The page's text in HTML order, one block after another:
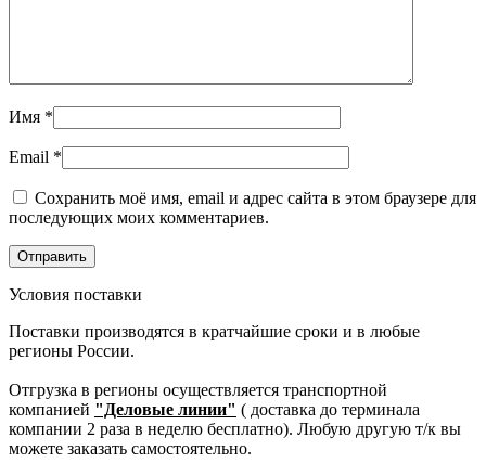
Имя *
Email *
Сохранить моё имя, email и адрес сайта в этом браузере для
последующих моих комментариев.
Условия поставки
Поставки производятся в кратчайшие сроки и в любые
регионы России.
Отгрузка в регионы осуществляется транспортной
компанией "Деловые линии" ( доставка до терминала
компании 2 раза в неделю бесплатно). Любую другую т/к вы
можете заказать самостоятельно.